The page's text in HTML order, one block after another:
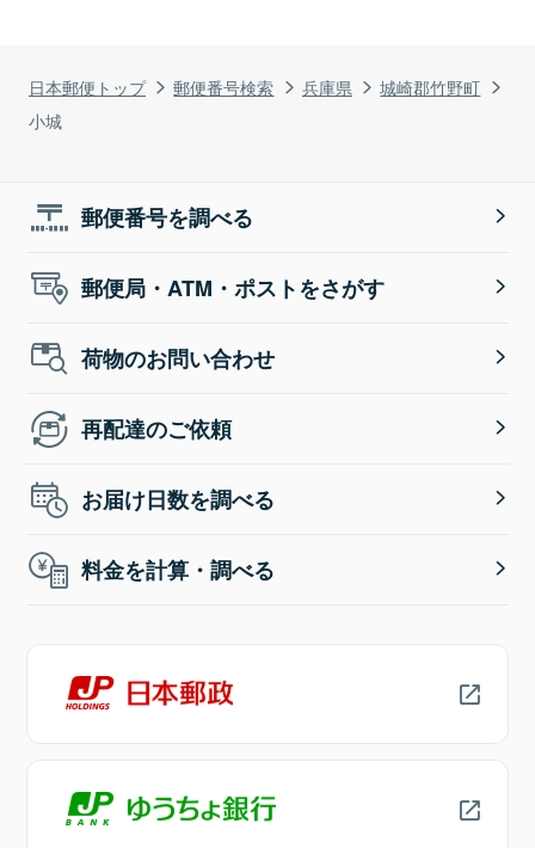
日本郵便トップ 郵便番号検索 兵庫県
城崎郡竹野町
小城
郵便番号を調べる
郵便局・ATM・ポストをさがす
荷物のお問い合わせ
再配達のご依頼
お届け日数を調べる
料金を計算・調べる